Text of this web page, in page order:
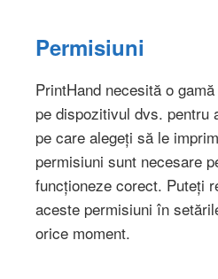
Permisiuni
PrintHand necesită o
pe dispozitivul dvs. pentru
pe care alegeți să le
permisiuni sunt necesare
funcționeze corect. Puteți
aceste permisiuni în
orice moment.